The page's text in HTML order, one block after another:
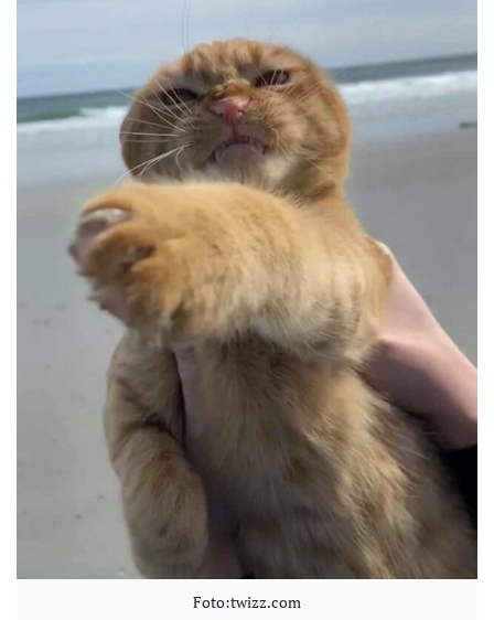
Foto:twizz.com